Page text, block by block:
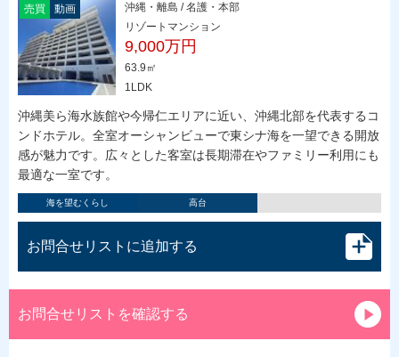
売買 動画
沖縄・離島 / 名護・本部
リゾートマンション
9,000万円
63.9㎡
1LDK
沖縄美ら海水族館や今帰仁エリアに近い、沖縄北部を代表するコ
ンドホテル。全室オーシャンビューで東シナ海を一望できる開放
感が魅力です。広々とした客室は長期滞在やファミリー利用にも
最適な一室です。
海を望むくらし 高台
お問合せリストに追加する
お問合せリストを確認する